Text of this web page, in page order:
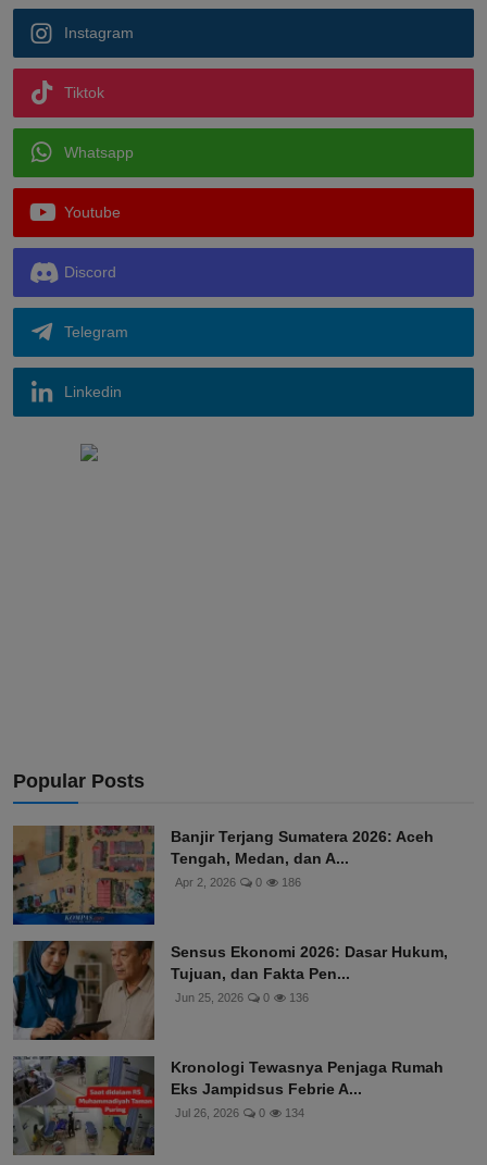
Instagram
Tiktok
Whatsapp
Youtube
Discord
Telegram
Linkedin
Popular Posts
Banjir Terjang Sumatera 2026: Aceh
Tengah, Medan, dan A...
Apr 2, 2026 0 186
Sensus Ekonomi 2026: Dasar Hukum,
Tujuan, dan Fakta Pen...
Jun 25, 2026 0 136
Kronologi Tewasnya Penjaga Rumah
Eks Jampidsus Febrie A...
Jul 26, 2026 0 134